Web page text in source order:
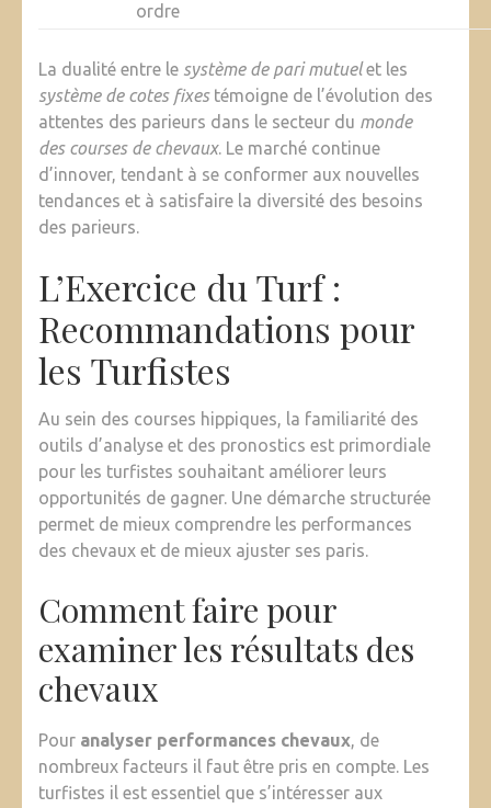
ordre
La dualité entre le système de pari mutuelet les
système de cotes fixestémoigne de l’évolution des
attentes des parieurs dans le secteur du monde
des courses de chevaux. Le marché continue
d’innover, tendant à se conformer aux nouvelles
tendances et à satisfaire la diversité des besoins
des parieurs.
L’Exercice du Turf :
Recommandations pour
les Turfistes
Au sein des courses hippiques, la familiarité des
outils d’analyse et des pronostics est primordiale
pour les turfistes souhaitant améliorer leurs
opportunités de gagner. Une démarche structurée
permet de mieux comprendre les performances
des chevaux et de mieux ajuster ses paris.
Comment faire pour
examiner les résultats des
chevaux
Pour analyser performances chevaux, de
nombreux facteurs il faut être pris en compte. Les
turfistes il est essentiel que s’intéresser aux